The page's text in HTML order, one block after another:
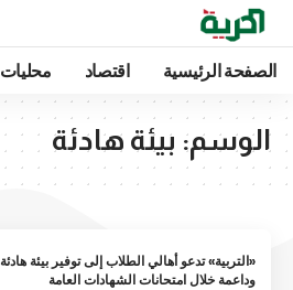
الصفحة الرئيسية اقتصاد محليات
الوسم: بيئة هادئة
«التربية» تدعو أهالي الطلاب إلى توفير بيئة هادئة
وداعمة خلال امتحانات الشهادات العامة